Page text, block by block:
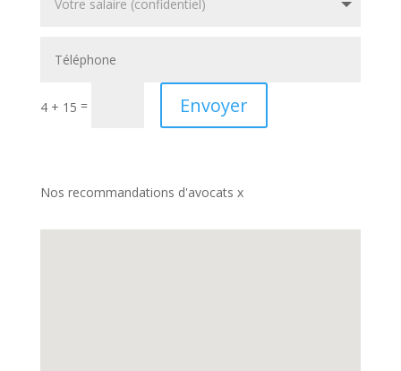
4 + 15 = Envoyer
Nos recommandations d'avocats x